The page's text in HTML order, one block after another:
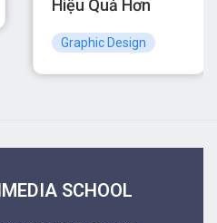
Hiệu Quả Hơn
Graphic Design
SCHOOL